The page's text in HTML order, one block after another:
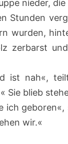
nieder,
Stunden
wurden,
zerbarst
ist nah«,
Sie blieb
ich
wir.«